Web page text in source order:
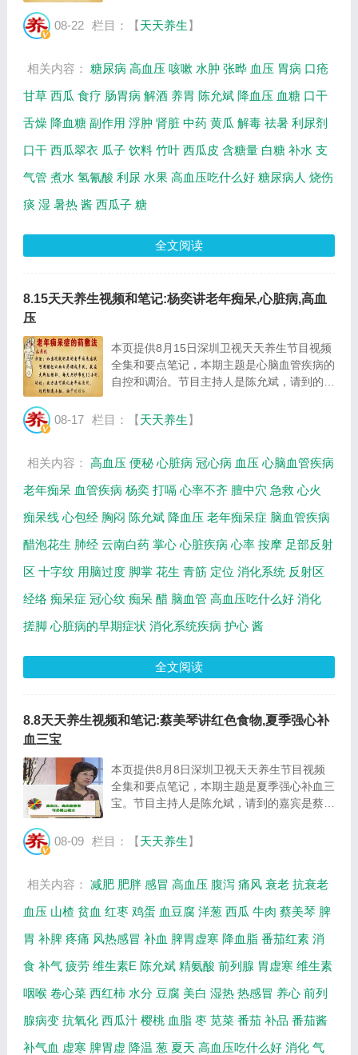
康作用。年代嘉宾是60后嘉宾是高侠，70年
08-22 栏目：【天天养生】
相关内容： 糖尿病 高血压 咳嗽 水肿 张晔 血压 胃病 口疮
甘草 西瓜 食疗 肠胃病 解酒 养胃 陈允斌 降血压 血糖 口干
舌燥 降血糖 副作用 浮肿 肾脏 中药 黄瓜 解毒 祛暑 利尿剂
口干 西瓜翠衣 瓜子 饮料 竹叶 西瓜皮 含糖量 白糖 补水 支
气管 煮水 氢氰酸 利尿 水果 高血压吃什么好 糖尿病人 烧伤
痰 湿 暑热 酱 西瓜子 糖
全文阅读
8.15天天养生视频和笔记:杨奕讲老年痴呆,心脏病,高血
压
本页提供8月15日深圳卫视天天养生节目视频
全集和要点笔记，本期主题是心脑血管疾病的
自控和调治。节目主持人是陈允斌，请到的嘉
压等。...
08-17 栏目：【天天养生】
相关内容： 高血压 便秘 心脏病 冠心病 血压 心脑血管疾病
老年痴呆 血管疾病 杨奕 打嗝 心率不齐 膻中穴 急救 心火
痴呆线 心包经 胸闷 陈允斌 降血压 老年痴呆症 脑血管疾病
醋泡花生 肺经 云南白药 掌心 心脏疾病 心率 按摩 足部反射
区 十字纹 用脑过度 脚掌 花生 青筋 定位 消化系统 反射区
经络 痴呆症 冠心纹 痴呆 醋 脑血管 高血压吃什么好 消化
搓脚 心脏病的早期症状 消化系统疾病 护心 酱
全文阅读
8.8天天养生视频和笔记:蔡美琴讲红色食物,夏季强心补
血三宝
本页提供8月8日深圳卫视天天养生节目视频
全集和要点笔记，本期主题是夏季强心补血三
宝。节目主持人是陈允斌，请到的嘉宾是蔡美
食物推荐。年代嘉宾是60后嘉宾是方青卓，
08-09 栏目：【天天养生】
相关内容： 减肥 肥胖 感冒 高血压 腹泻 痛风 衰老 抗衰老
血压 山楂 贫血 红枣 鸡蛋 血豆腐 洋葱 西瓜 牛肉 蔡美琴 脾
胃 补脾 疼痛 风热感冒 补血 脾胃虚寒 降血脂 番茄红素 消
食 补气 疲劳 维生素E 陈允斌 精氨酸 前列腺 胃虚寒 维生素
咽喉 卷心菜 西红柿 水分 豆腐 美白 湿热 热感冒 养心 前列
腺病变 抗氧化 西瓜汁 樱桃 血脂 枣 苋菜 番茄 补品 番茄酱
补气血 虚寒 脾胃虚 降温 葱 夏天 高血压吃什么好 消化 气